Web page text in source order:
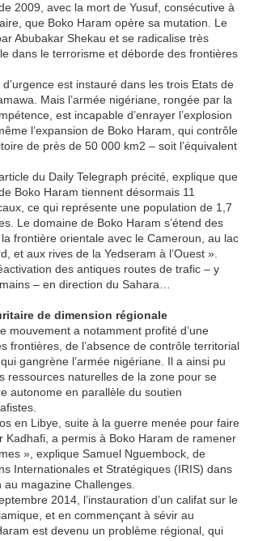
2009, avec la mort de Yusuf, consécutive à
que Boko Haram opère sa mutation. Le
Abubakar Shekau et se radicalise très
dans le terrorisme et déborde des frontières
d’urgence est instauré dans les trois Etats de
Mais l’armée nigériane, rongée par la
est incapable d’enrayer l’explosion
l’expansion de Boko Haram, qui contrôle
de près de 50 000 km2 – soit l’équivalent
du Daily Telegraph précité, explique que
Boko Haram tiennent désormais 11
ce qui représente une population de 1,7
Le domaine de Boko Haram s’étend des
frontière orientale avec le Cameroun, au lac
et aux rives de la Yedseram à l’Ouest ».
des antiques routes de trafic – y
– en direction du Sahara…
de dimension régionale
mouvement a notamment profité d’une
frontières, de l’absence de contrôle territorial
gangrène l’armée nigériane. Il a ainsi pu
ressources naturelles de la zone pour se
autonome en parallèle du soutien
en Libye, suite à la guerre menée pour faire
Kadhafi, a permis à Boko Haram de ramener
», explique Samuel Nguembock, de
Internationales et Stratégiques (IRIS) dans
magazine Challenges.
2014, l’instauration d’un califat sur le
et en commençant à sévir au
est devenu un problème régional, qui